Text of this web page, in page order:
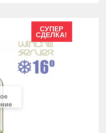
СУПЕР
СДЕЛКА!